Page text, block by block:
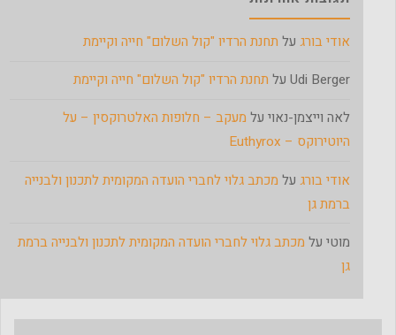
אודי בורג על תחנת הרדיו "קול השלום" חייה וקיימת
Udi Berger על תחנת הרדיו "קול השלום" חייה וקיימת
לאה וייצמן-נאוי על מעקב – חלופות האלטרוקסין – על
היוטירוקס – Euthyrox
אודי בורג על מכתב גלוי לחברי הועדה המקומית לתכנון ולבנייה
ברמת גן
מוטי על מכתב גלוי לחברי הועדה המקומית לתכנון ולבנייה ברמת
גן